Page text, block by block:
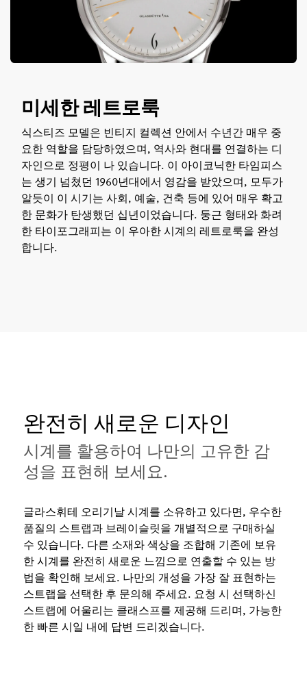
미세한 레트로룩
식스티즈 모델은 빈티지 컬렉션 안에서 수년간 매우 중
요한 역할을 담당하였으며, 역사와 현대를 연결하는 디
자인으로 정평이 나 있습니다. 이 아이코닉한 타임피스
는 생기 넘쳤던 1960년대에서 영감을 받았으며, 모두가
알듯이 이 시기는 사회, 예술, 건축 등에 있어 매우 확고
한 문화가 탄생했던 십년이었습니다. 둥근 형태와 화려
한 타이포그래피는 이 우아한 시계의 레트로룩을 완성
합니다.
완전히 새로운 디자인
시계를 활용하여 나만의 고유한 감
성을 표현해 보세요.
글라스휘테 오리기날 시계를 소유하고 있다면, 우수한
품질의 스트랩과 브레이슬릿을 개별적으로 구매하실
수 있습니다. 다른 소재와 색상을 조합해 기존에 보유
한 시계를 완전히 새로운 느낌으로 연출할 수 있는 방
법을 확인해 보세요. 나만의 개성을 가장 잘 표현하는
스트랩을 선택한 후 문의해 주세요. 요청 시 선택하신
스트랩에 어울리는 클래스프를 제공해 드리며, 가능한
한 빠른 시일 내에 답변 드리겠습니다.